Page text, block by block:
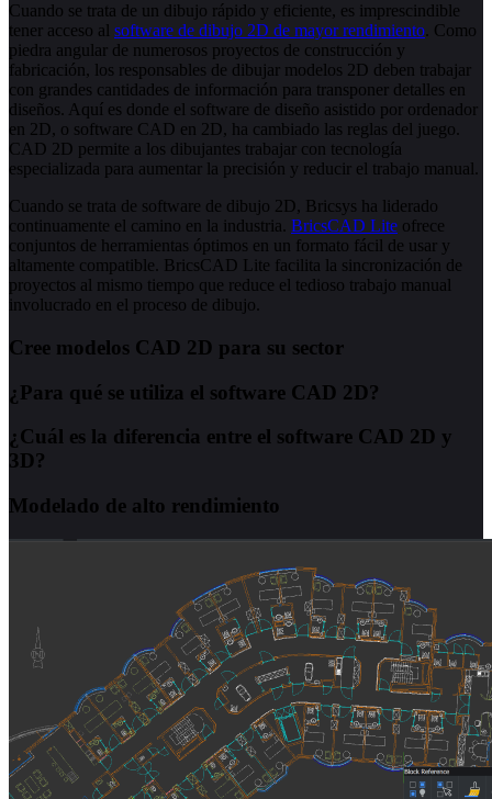
Cuando se trata de un dibujo rápido y eficiente, es imprescindible
tener acceso al software de dibujo 2D de mayor rendimiento . Como
piedra angular de numerosos proyectos de construcción y
fabricación, los responsables de dibujar modelos 2D deben trabajar
con grandes cantidades de información para transponer detalles en
diseños. Aquí es donde el software de diseño asistido por ordenador
en 2D, o software CAD en 2D, ha cambiado las reglas del juego.
CAD 2D permite a los dibujantes trabajar con tecnología
especializada para aumentar la precisión y reducir el trabajo manual.
Cuando se trata de software de dibujo 2D, Bricsys ha liderado
continuamente el camino en la industria. BricsCAD Lite ofrece
conjuntos de herramientas óptimos en un formato fácil de usar y
altamente compatible. BricsCAD Lite facilita la sincronización de
proyectos al mismo tiempo que reduce el tedioso trabajo manual
involucrado en el proceso de dibujo.
Cree modelos CAD 2D para su sector
¿Para qué se utiliza el software CAD 2D?
¿Cuál es la diferencia entre el software CAD 2D y
3D?
Modelado de alto rendimiento